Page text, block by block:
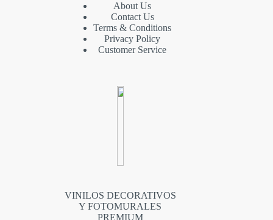
About Us
Contact Us
Terms & Conditions
Privacy Policy
Customer Service
VINILOS DECORATIVOS
Y FOTOMURALES
PREMIUM